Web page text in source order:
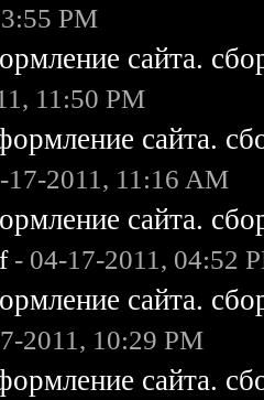
PM
сайта.
11:50 PM
сайта.
17-2011, 11:16 AM
сайта.
- 04-17-2011, 04:52
сайта.
2011, 10:29 PM
сайта.